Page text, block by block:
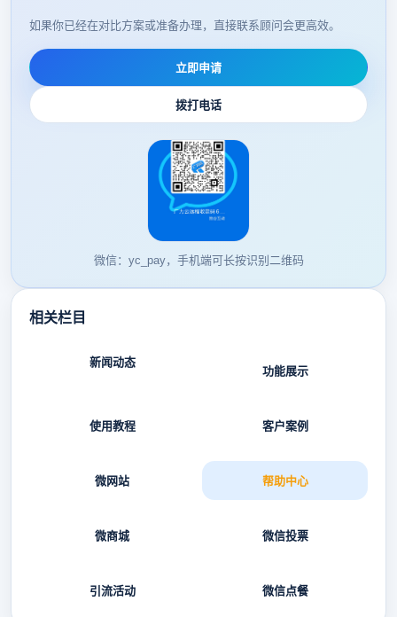
如果你已经在对比方案或准备办理，直接联系顾问会更高效。
立即申请
拨打电话
微信：yc_pay，手机端可长按识别二维码
相关栏目
新闻动态
功能展示
使用教程 客户案例
微网站 帮助中心
微商城 微信投票
引流活动 微信点餐